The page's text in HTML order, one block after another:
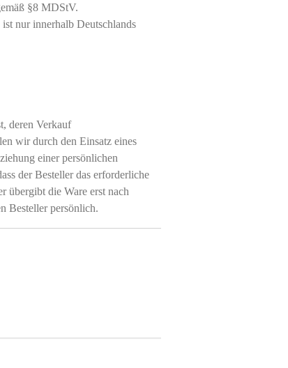
§8 MDStV.
nur innerhalb Deutschlands
deren Verkauf
wir durch den Einsatz eines
einer persönlichen
der Besteller das erforderliche
übergibt die Ware erst nach
Besteller persönlich.